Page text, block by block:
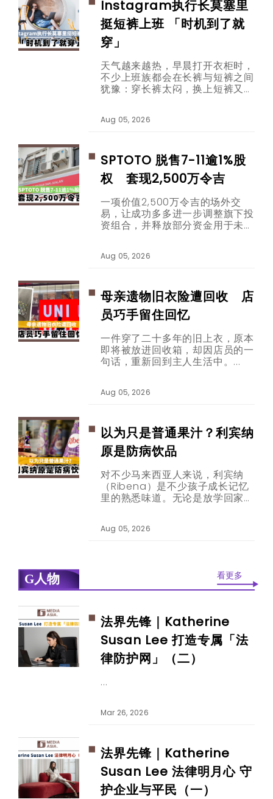
Instagram执行长莫塞里
挺短裤上班 「时机到了就
穿」
天气越来越热，早晨打开衣柜时，
不少上班族都会在长裤与短裤之间
犹豫：穿长裤太闷，换上短裤又担
论。
Aug 05, 2026
SPTOTO 脱售7-11逾1%股
权 套现2,500万令吉
一项价值2,500万令吉的场外交
易，让成功多多进一步调整旗下投
资组合，并释放部分资金用于未来
Aug 05, 2026
母亲遗物旧衣险遭回收 店
员巧手留住回忆
一件穿了二十多年的旧上衣，原本
即将被放进回收箱，却因店员的一
句话，重新回到主人生活中。
Aug 05, 2026
以为只是普通果汁？利宾纳
原是防病饮品
​​​​​​​对不少马来西亚人来说，利宾纳
（Ribena）是不少孩子成长记忆
里的熟悉味道。无论是放学回家、
甜的滋味，总能勾起许多人的童年
Aug 05, 2026
G人物 看更多
法界先锋｜Katherine
Susan Lee 打造专属「法
律防护网」（二）
Mar 26, 2026
法界先锋｜Katherine
Susan Lee 法律明月心 守
护企业与平民（一）